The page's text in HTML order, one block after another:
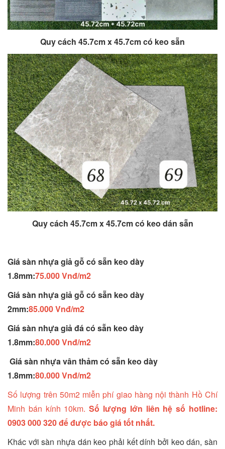
Quy cách 45.7cm x 45.7cm có keo sẵn
Quy cách 45.7cm x 45.7cm có keo dán sẵn
Giá sàn nhựa giả gỗ có sẵn keo dày
1.8mm:75.000 Vnđ/m2
Giá sàn nhựa giả gỗ có sẵn keo dày
2mm:85.000 Vnđ/m2
Giá sàn nhựa giả đá có sẵn keo dày
1.8mm:80.000 Vnđ/m2
Giá sàn nhựa vân thảm có sẵn keo dày
1.8mm:80.000 Vnđ/m2
Số lượng trên 50m2 miễn phí giao hàng nội thành Hồ Chí
Minh bán kính 10km.Số lượng lớn liên hệ số hotline:
0903 000 320 để được báo giá tốt nhất.
Khác với sàn nhựa dán keo phải kết dính bởi keo dán, sàn